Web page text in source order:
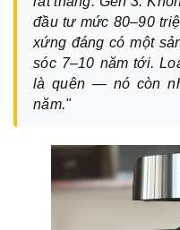
đầu tư mức 80–90
xứng đáng có một
sóc 7–10 năm tới.
là quên — nó còn
năm."